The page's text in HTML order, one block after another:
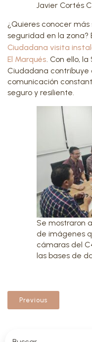
Javier Cortés
¿Quieres conocer más
seguridad en la zona?
Ciudadana visita
El Marqués. Con ello,
Ciudadana contribuye
comunicación
seguro y resiliente.
Se mostraron
de imágenes
cámaras del
las bases de
Previous